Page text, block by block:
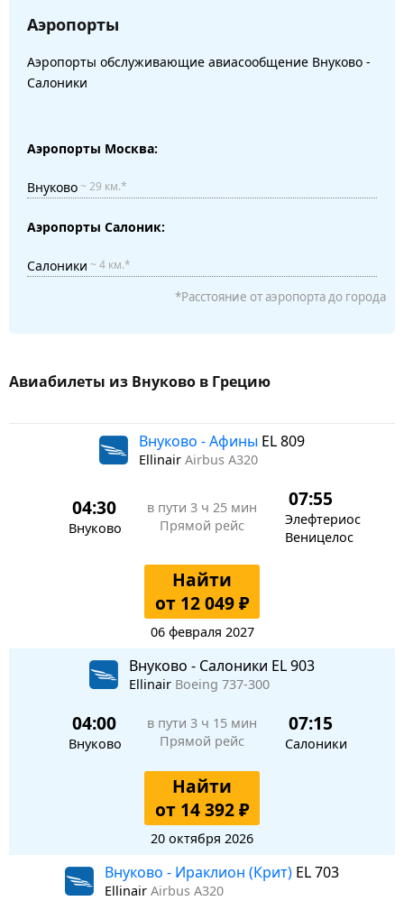
Аэропорты
Аэропорты обслуживающие авиасообщение Внуково -
Салоники
Аэропорты Москва:
Внуково~ 29 км.*
Аэропорты Салоник:
Салоники ~ 4 км.*
*Расстояние от аэропорта до города
Авиабилеты из Внуково в Грецию
Внуково - Афины EL 809
Ellinair Airbus A320
04:30
Внуково
в пути 3 ч 25 мин
Прямой рейс
07:55
Элефтериос
Веницелос
Найти
от 12 049 ₽
06 февраля 2027
Внуково - Салоники EL 903
Ellinair Boeing 737-300
04:00
Внуково
в пути 3 ч 15 мин
Прямой рейс
07:15
Салоники
Найти
от 14 392 ₽
20 октября 2026
Внуково - Ираклион (Крит) EL 703
Ellinair Airbus A320